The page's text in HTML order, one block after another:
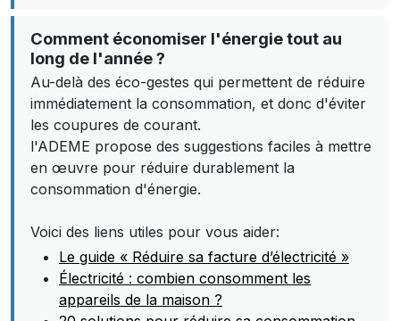
Comment économiser l'énergie tout au
long de l'année ?
Au-delà des éco-gestes qui permettent de réduire
immédiatement la consommation, et donc d'éviter
les coupures de courant.
l'ADEME propose des suggestions faciles à mettre
en œuvre pour réduire durablement la
consommation d'énergie.
Voici des liens utiles pour vous aider:
Le guide « Réduire sa facture d’électricité »
Électricité : combien consomment les
appareils de la maison ?